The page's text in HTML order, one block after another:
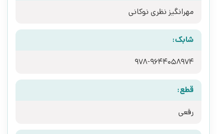
مهرانگیز نظری نوکانی
شابک:
978-9644058974
قطع:
رقعی